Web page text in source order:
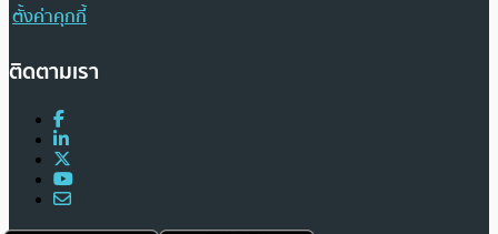
ตั้งค่าคุกกี้
ติดตามเรา